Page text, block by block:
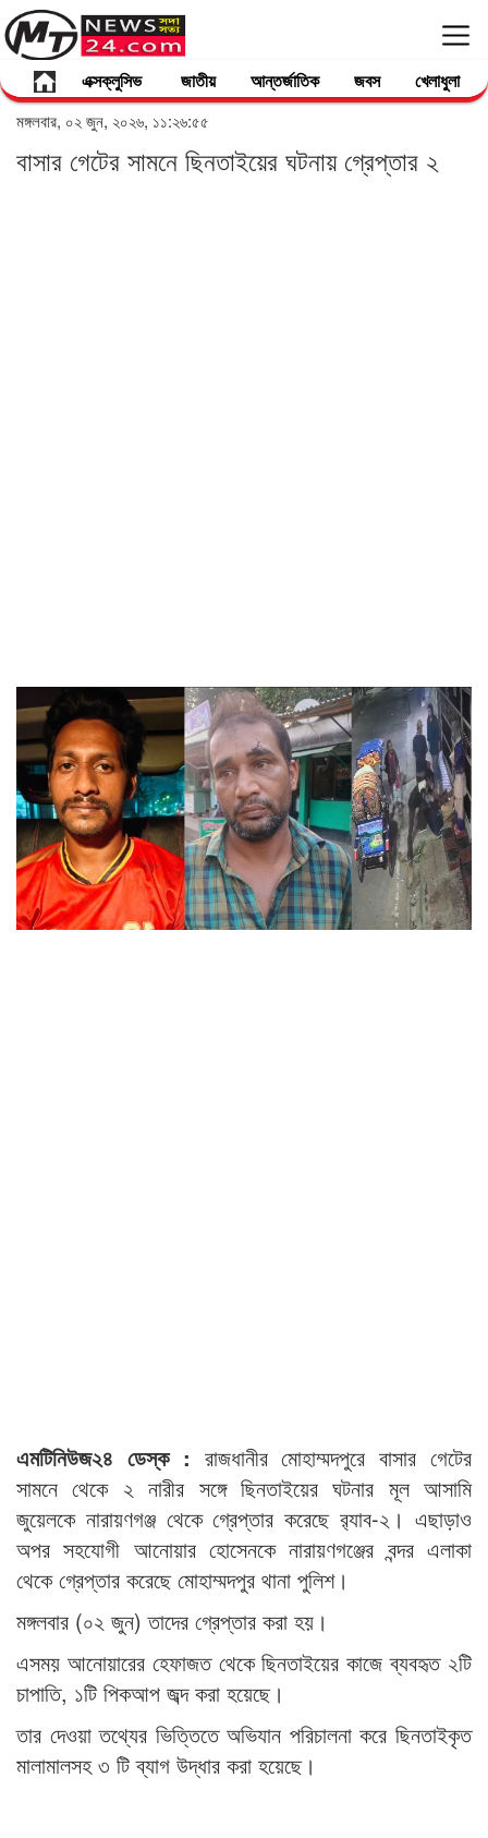
এক্সক্লুসিভ জাতীয় আন্তর্জাতিক জবস খেলাধুলা
মঙ্গলবার, ০২ জুন, ২০২৬, ১১:২৬:৫৫
বাসার গেটের সামনে ছিনতাইয়ের ঘটনায় গ্রেপ্তার ২
এমটিনিউজ২৪ ডেস্ক : রাজধানীর মোহাম্মদপুরে বাসার গেটের
সামনে থেকে ২ নারীর সঙ্গে ছিনতাইয়ের ঘটনার মূল আসামি
জুয়েলকে নারায়ণগঞ্জ থেকে গ্রেপ্তার করেছে র‍্যাব-২। এছাড়াও
অপর সহযোগী আনোয়ার হোসেনকে নারায়ণগঞ্জের বন্দর এলাকা
থেকে গ্রেপ্তার করেছে মোহাম্মদপুর থানা পুলিশ।
মঙ্গলবার (০২ জুন) তাদের গ্রেপ্তার করা হয়।
এসময় আনোয়ারের হেফাজত থেকে ছিনতাইয়ের কাজে ব্যবহৃত ২টি
চাপাতি, ১টি পিকআপ জব্দ করা হয়েছে।
তার দেওয়া তথ্যের ভিত্তিতে অভিযান পরিচালনা করে ছিনতাইকৃত
মালামালসহ ৩ টি ব্যাগ উদ্ধার করা হয়েছে।